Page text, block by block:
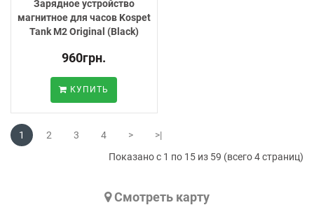
Зарядное устройство
магнитное для часов Kospet
Tank M2 Original (Black)
960грн.
КУПИТЬ
1 2 3 4 >
>|
Показано с 1 по 15 из 59 (всего 4 страниц)
Cмотреть карту